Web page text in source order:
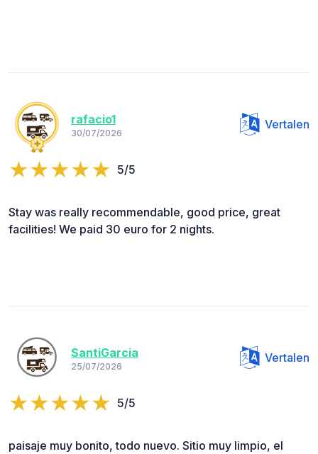
rafacio1
30/07/2026
Vertalen
5/5
Stay was really recommendable, good price, great
facilities! We paid 30 euro for 2 nights.
SantiGarcia
25/07/2026
Vertalen
5/5
paisaje muy bonito, todo nuevo. Sitio muy limpio, el